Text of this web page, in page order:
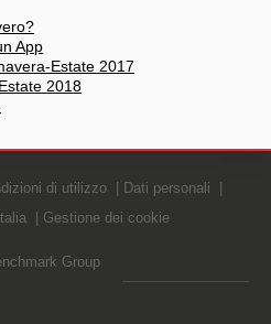
App
Estate 2017
2018
di utilizzo
Dati personali
Gestione dei cookie
Group